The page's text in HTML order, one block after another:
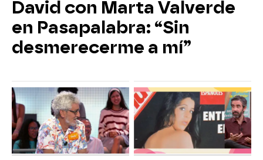
David con Marta Valverde
en Pasapalabra: “Sin
desmerecerme a mí”